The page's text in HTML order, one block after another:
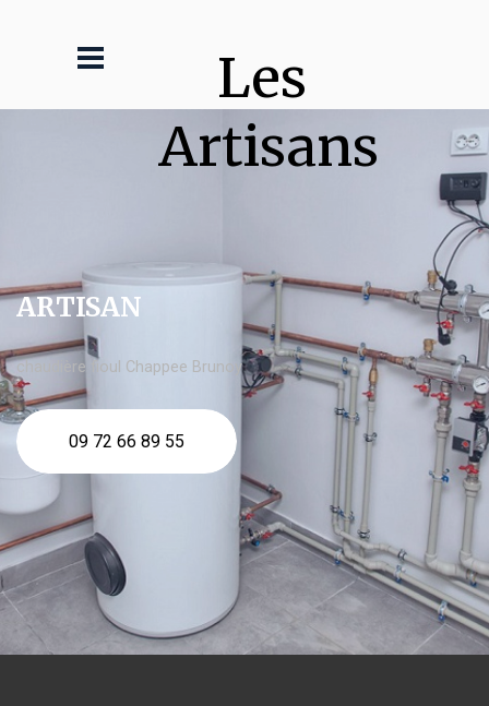
Les
Artisans
ARTISAN
chaudière fioul Chappee Brunoy
09 72 66 89 55